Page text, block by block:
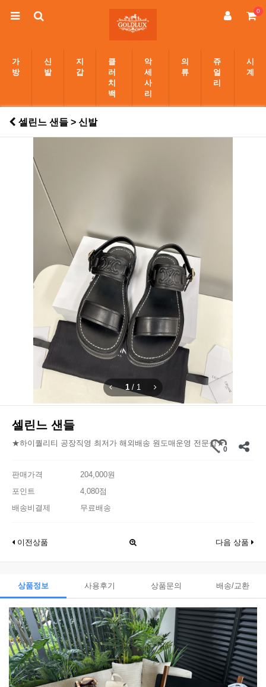
0
가
방
신
발
지
갑
클
러
치
백
악
세
사
리
의
류
쥬
얼
리
시
계
셀린느 샌들 > 신발
1 / 1
셀린느 샌들
★하이퀄리티 공장직영 최저가 해외배송 원도매운영 전문샵★
0
판매가격
204,000원
포인트
4,080점
배송비결제
무료배송
이전상품 다음 상품
상품정보 사용후기 상품문의 배송/교환